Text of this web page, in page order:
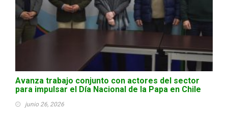
Avanza trabajo conjunto con actores del sector
para impulsar el Día Nacional de la Papa en Chile
junio 26, 2026